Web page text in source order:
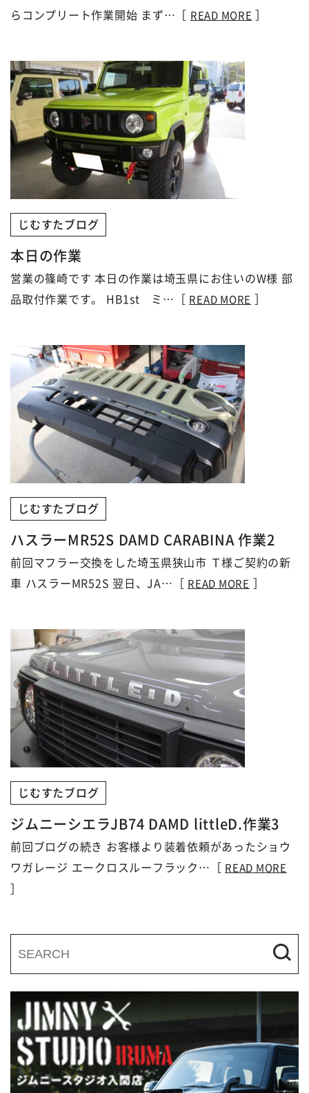
らコンプリート作業開始 まず…［ READ MORE
じむすたブログ
本日の作業
営業の篠崎です 本日の作業は埼玉県にお住いのW様 部
品取付作業です。 HB1st ミ…［
READ MORE
じむすたブログ
ハスラーMR52S DAMD CARABINA 作業2
前回マフラー交換をした埼玉県狭山市 Ｔ様ご契約の新
車 ハスラーMR52S 翌日、JA…［
READ MORE
じむすたブログ
ジムニーシエラJB74 DAMD littleD.作業3
前回ブログの続き お客様より装着依頼があったショウ
ワガレージ エークロスルーフラック…［
READ MORE